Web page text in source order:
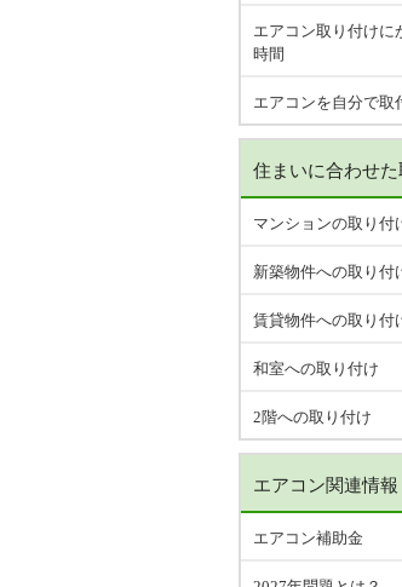
エアコン取り付けに
時間
エアコンを自分で取
住まいに合わせた
マンションの取り付
新築物件への取り付
賃貸物件への取り付
和室への取り付け
2階への取り付け
エアコン関連情報
エアコン補助金